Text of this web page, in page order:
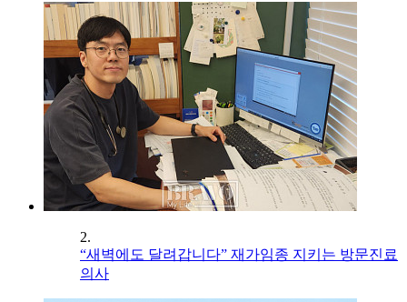
2.
“새벽에도 달려갑니다” 재가임종 지키는 방문진료
의사